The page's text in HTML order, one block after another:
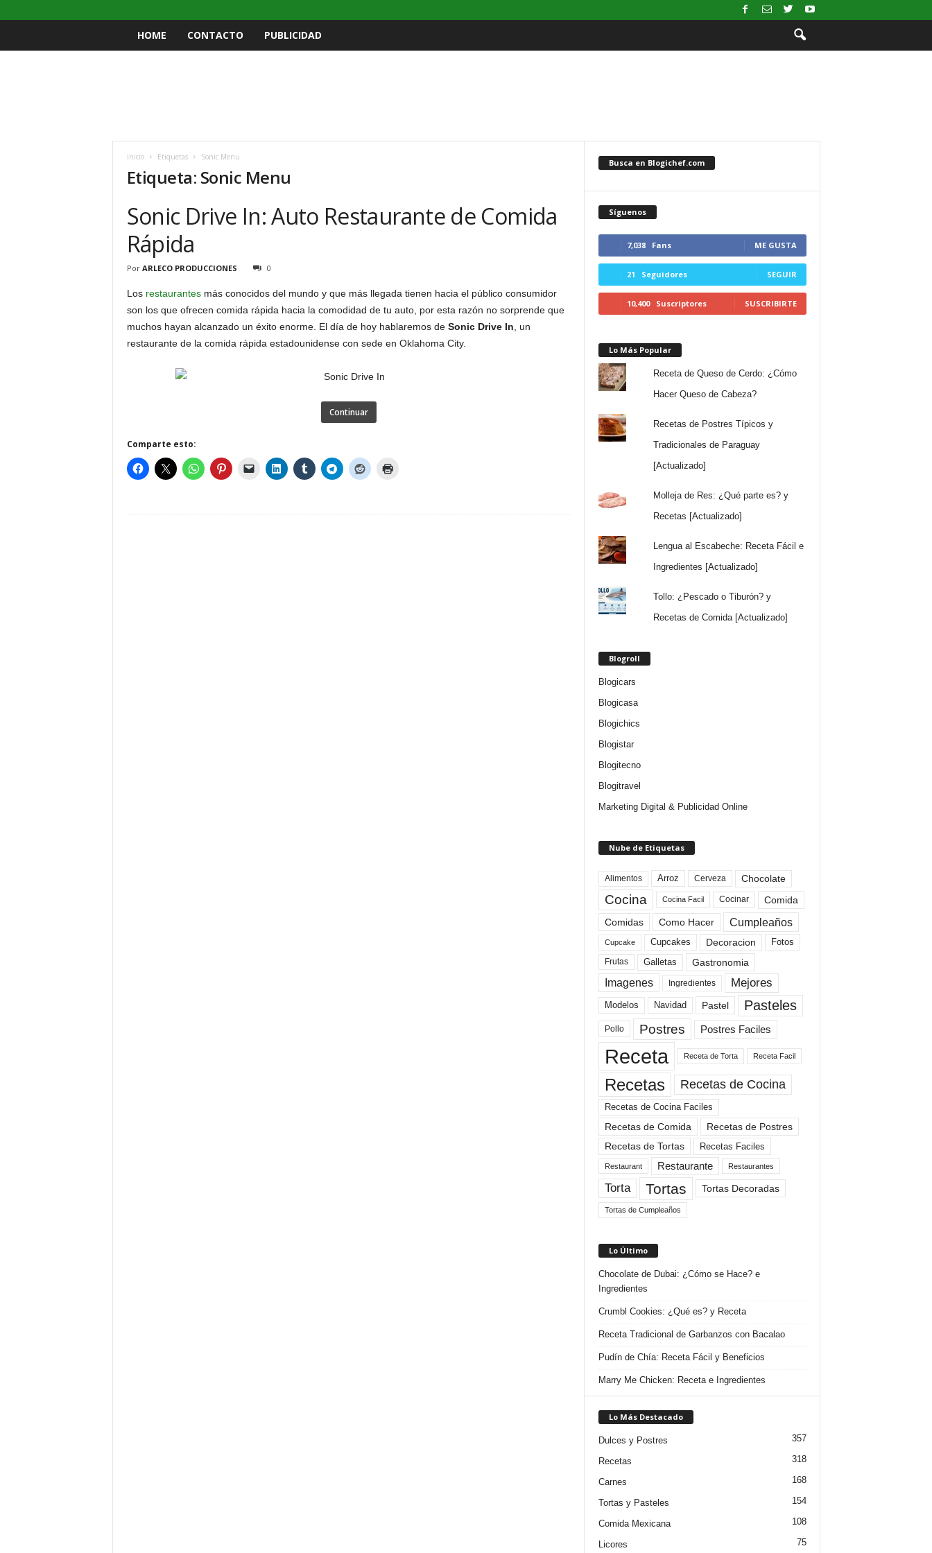
HOME CONTACTO PUBLICIDAD
Inicio Etiquetas Sonic Menu
Etiqueta: Sonic Menu
Sonic Drive In: Auto Restaurante de Comida
Rápida
Por ARLECO PRODUCCIONES 0
Los restaurantesmás conocidos del mundo y que más llegada tienen hacia el público consumidor
son los que ofrecen comida rápida hacia la comodidad de tu auto, por esta razón no sorprende que
muchos hayan alcanzado un éxito enorme. El día de hoy hablaremos de Sonic Drive In , un
restaurante de la comida rápida estadounidense con sede en Oklahoma City.
Continuar
Comparte esto:
Busca en Blogichef.com
Síguenos
7,038 Fans ME GUSTA
21 Seguidores SEGUIR
10,400 Suscriptores SUSCRIBIRTE
Lo Más Popular
Receta de Queso de Cerdo: ¿Cómo
Hacer Queso de Cabeza?
Recetas de Postres Típicos y
Tradicionales de Paraguay
[Actualizado]
Molleja de Res: ¿Qué parte es? y
Recetas [Actualizado]
Lengua al Escabeche: Receta Fácil e
Ingredientes [Actualizado]
Tollo: ¿Pescado o Tiburón? y
Recetas de Comida [Actualizado]
Blogroll
Blogicars
Blogicasa
Blogichics
Blogistar
Blogitecno
Blogitravel
Marketing Digital & Publicidad Online
Nube de Etiquetas
Alimentos Arroz Cerveza Chocolate
Cocina Cocina Facil Cocinar
Comida
Comidas
Como Hacer Cumpleaños
Cupcake Cupcakes Decoracion Fotos
Frutas Galletas Gastronomia
Imagenes Ingredientes Mejores
Modelos Navidad Pastel Pasteles
Pollo Postres Postres Faciles
Receta Receta de Torta Receta Facil
Recetas Recetas de Cocina
Recetas de Cocina Faciles
Recetas de Comida
Recetas de Postres
Recetas de Tortas
Recetas Faciles
Restaurant Restaurante Restaurantes
Torta Tortas Tortas Decoradas
Tortas de Cumpleaños
Lo Último
Chocolate de Dubai: ¿Cómo se Hace? e
Ingredientes
Crumbl Cookies: ¿Qué es? y Receta
Receta Tradicional de Garbanzos con Bacalao
Pudín de Chía: Receta Fácil y Beneficios
Marry Me Chicken: Receta e Ingredientes
Lo Más Destacado
Dulces y Postres 357
Recetas 318
Carnes 168
Tortas y Pasteles 154
Comida Mexicana 108
Licores 75